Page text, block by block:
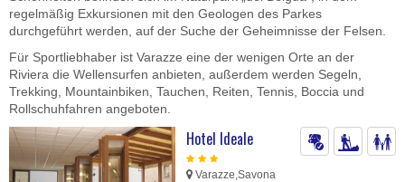
regelmäßig Exkursionen mit den Geologen des Parkes
durchgeführt werden, auf der Suche der Geheimnisse der Felsen.
Für Sportliebhaber ist Varazze eine der wenigen Orte an der
Riviera die Wellensurfen anbieten, außerdem werden Segeln,
Trekking, Mountainbiken, Tauchen, Reiten, Tennis, Boccia und
Rollschuhfahren angeboten.
Hotel Ideale
Varazze,Savona